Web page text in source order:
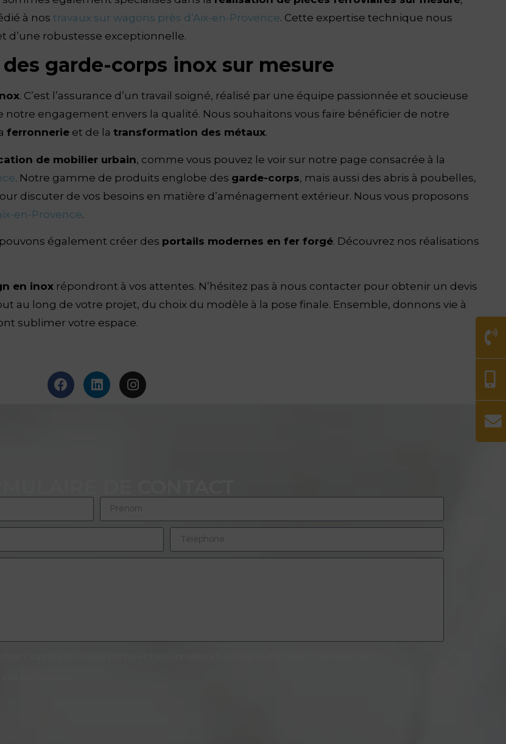
à nos travaux sur wagons près d’Aix-en-Provence. Cette expertise technique nous
d’une robustesse exceptionnelle.
garde-corps inox sur mesure
. C’est l’assurance d’un travail soigné, réalisé par une équipe passionnée et soucieuse
engagement envers la qualité. Nous souhaitons vous faire bénéficier de notre
ferronnerie et de la transformation des métaux.
de mobilier urbain, comme vous pouvez le voir sur notre page consacrée à la
. Notre gamme de produits englobe des garde-corps, mais aussi des abris à poubelles,
discuter de vos besoins en matière d’aménagement extérieur. Nous vous proposons
en-Provence.
également créer des portails modernes en fer forgé. Découvrez nos réalisations
en inox répondront à vos attentes. N’hésitez pas à nous contacter pour obtenir un devis
au long de votre projet, du choix du modèle à la pose finale. Ensemble, donnons vie à
sublimer votre espace.